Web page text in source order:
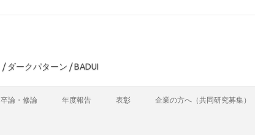
ダークパターン / BADUI
卒論・修論 年度報告 表彰 企業の方へ（共同研究募集）